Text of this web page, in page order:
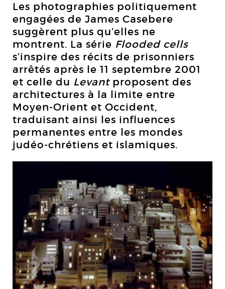
Les photographies politiquement
engagées de James Casebere
suggèrent plus qu’elles ne
montrent. La série Flooded cells
s’inspire des récits de prisonniers
arrêtés après le 11 septembre 2001
et celle du Levantproposent des
architectures à la limite entre
Moyen-Orient et Occident,
traduisant ainsi les influences
permanentes entre les mondes
judéo-chrétiens et islamiques.